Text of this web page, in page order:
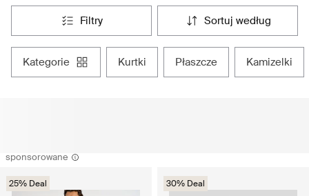
filtry sortuj według
kategorie kurtki płaszcze kamizelki
sponsorowane
25% Deal 30% Deal